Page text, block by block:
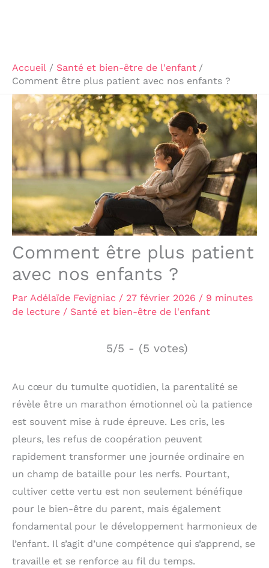
Accueil
Santé et bien-être de l'enfant
Comment être plus patient avec nos enfants ?
Comment être plus patient
avec nos enfants ?
Par Adélaïde Fevigniac / 27 février 2026 / 9 minutes
de lecture / Santé et bien-être de l'enfant
5/5 - (5 votes)
Au cœur du tumulte quotidien, la parentalité se
révèle être un marathon émotionnel où la patience
est souvent mise à rude épreuve. Les cris, les
pleurs, les refus de coopération peuvent
rapidement transformer une journée ordinaire en
un champ de bataille pour les nerfs. Pourtant,
cultiver cette vertu est non seulement bénéfique
pour le bien-être du parent, mais également
fondamental pour le développement harmonieux de
l’enfant. Il s’agit d’une compétence qui s’apprend, se
travaille et se renforce au fil du temps.